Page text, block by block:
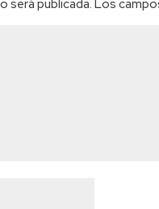
será publicada. Los